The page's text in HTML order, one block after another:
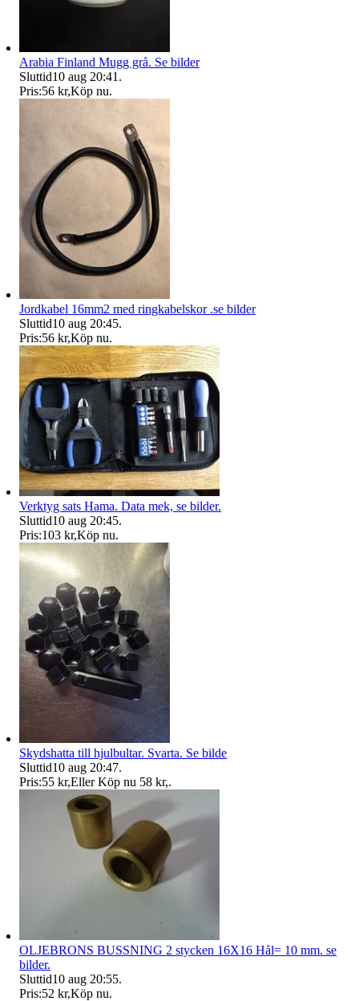
Arabia Finland Mugg grå. Se bilder
Sluttid10 aug 20:41 .
Pris:56 kr,Köp nu.
Jordkabel 16mm2 med ringkabelskor .se bilder
Sluttid10 aug 20:45.
Pris:56 kr,Köp nu.
Verktyg sats Hama. Data mek, se bilder.
Sluttid10 aug 20:45.
Pris:103 kr,Köp nu.
Skydshatta till hjulbultar. Svarta. Se bilde
Sluttid10 aug 20:47.
Pris:55 kr,Eller Köp nu 58 kr,.
OLJEBRONS BUSSNING 2 stycken 16X16 Hål= 10 mm. se
bilder.
Sluttid10 aug 20:55.
Pris:52 kr,Köp nu.